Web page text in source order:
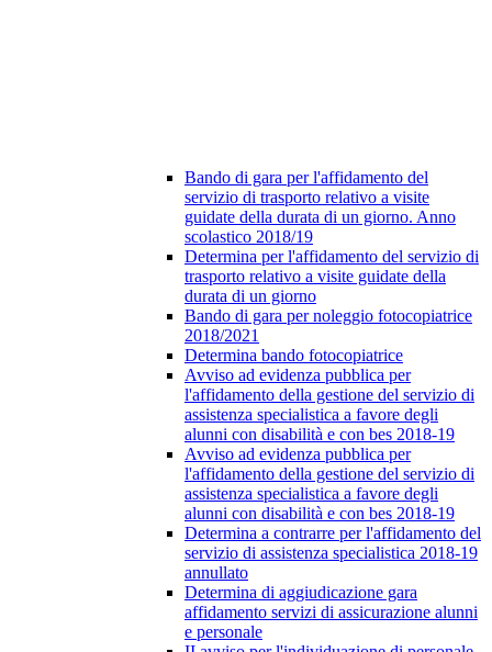
Bando di gara per l'affidamento del
servizio di trasporto relativo a visite
guidate della durata di un giorno. Anno
scolastico 2018/19
Determina per l'affidamento del servizio di
trasporto relativo a visite guidate della
durata di un giorno
Bando di gara per noleggio fotocopiatrice
2018/2021
Determina bando fotocopiatrice
Avviso ad evidenza pubblica per
l'affidamento della gestione del servizio di
assistenza specialistica a favore degli
alunni con disabilità e con bes 2018-19
Avviso ad evidenza pubblica per
l'affidamento della gestione del servizio di
assistenza specialistica a favore degli
alunni con disabilità e con bes 2018-19
Determina a contrarre per l'affidamento del
servizio di assistenza specialistica 2018-19
annullato
Determina di aggiudicazione gara
affidamento servizi di assicurazione alunni
e personale